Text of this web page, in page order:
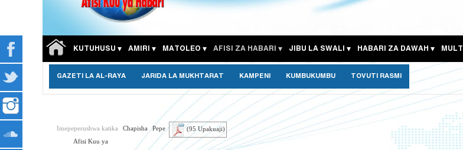
KUTUHUSU AMIRI MATOLEO AFISI ZA HABARI JIBU LA SWALI HABARI ZA DAWAH
GAZETI LA AL-RAYA JARIDA LA MUKHTARAT KAMPENI KUMBUKUMBU TOVUTI RASMI
Imepeperushwa katika
Afisi Kuu ya
Chapisha Pepe (95 Upakuaji)